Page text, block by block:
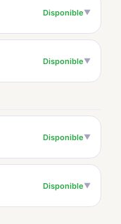
Disponible▼
Disponible▼
Disponible▼
Disponible▼